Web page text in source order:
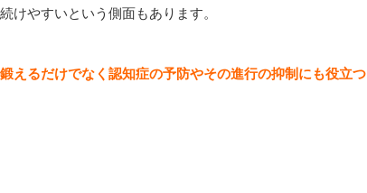
けやすいという側面もあります。
えるだけでなく認知症の予防やその進行の抑制にも役立つ